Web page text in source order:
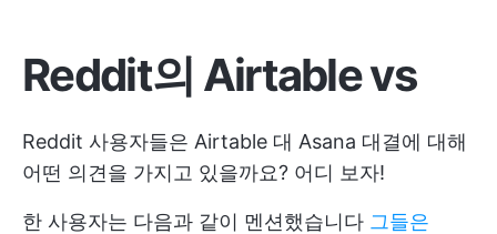
Reddit의 Airtable vs
Reddit 사용자들은 Airtable 대 Asana 대결에 대해
어떤 의견을 가지고 있을까요? 어디 보자!
한 사용자는 다음과 같이 멘션했습니다 그들은